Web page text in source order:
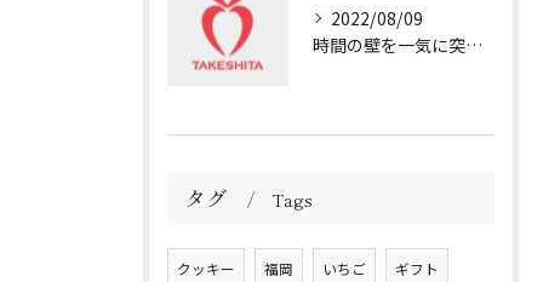
2022/08/09
時間の壁を一気に突き破る非日常
タグ Tags
クッキー 福岡 いちご ギフト